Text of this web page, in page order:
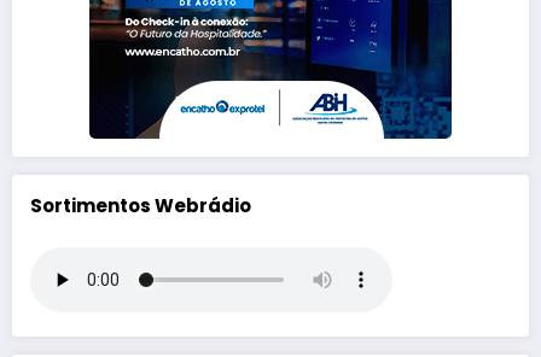
Sortimentos Webrádio